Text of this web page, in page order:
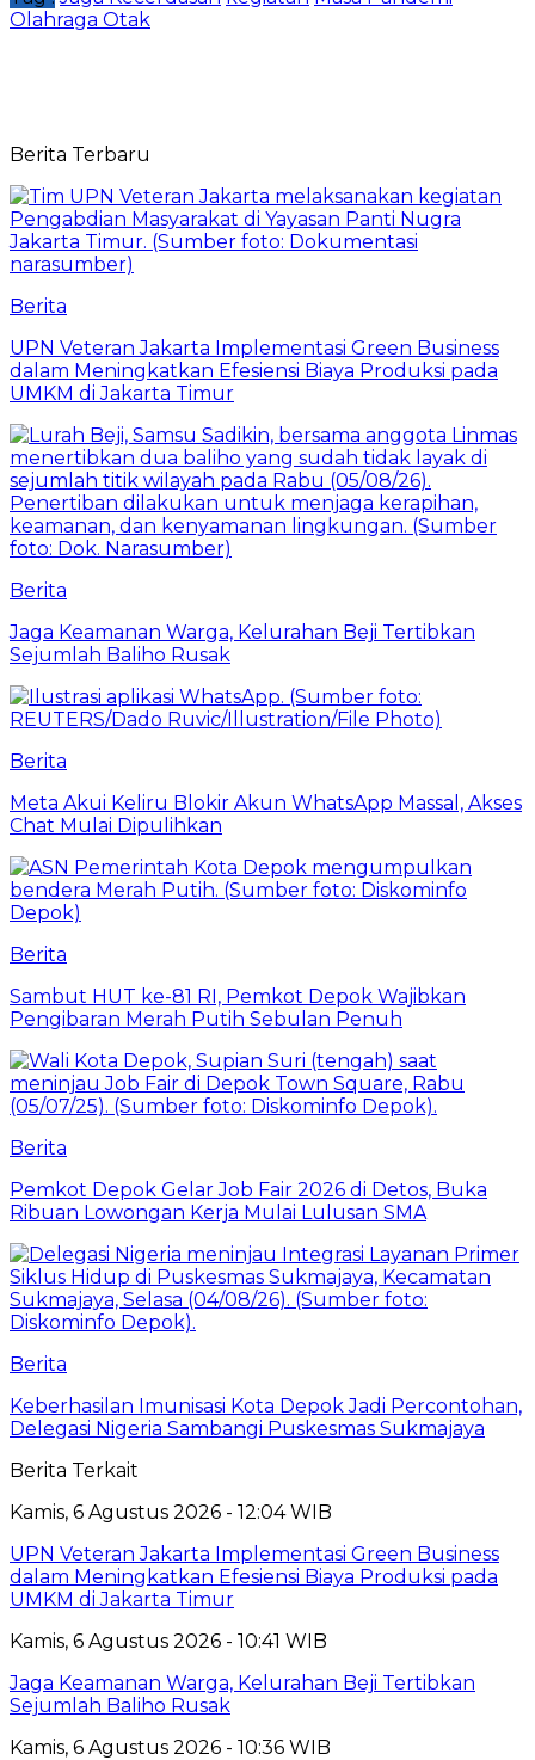
Olahraga Otak
Berita Terbaru
Berita
UPN Veteran Jakarta Implementasi Green Business
dalam Meningkatkan Efesiensi Biaya Produksi pada
UMKM di Jakarta Timur
Berita
Jaga Keamanan Warga, Kelurahan Beji Tertibkan
Sejumlah Baliho Rusak
Berita
Meta Akui Keliru Blokir Akun WhatsApp Massal, Akses
Chat Mulai Dipulihkan
Berita
Sambut HUT ke-81 RI, Pemkot Depok Wajibkan
Pengibaran Merah Putih Sebulan Penuh
Berita
Pemkot Depok Gelar Job Fair 2026 di Detos, Buka
Ribuan Lowongan Kerja Mulai Lulusan SMA
Berita
Keberhasilan Imunisasi Kota Depok Jadi Percontohan,
Delegasi Nigeria Sambangi Puskesmas Sukmajaya
Berita Terkait
Kamis, 6 Agustus 2026 - 12:04 WIB
UPN Veteran Jakarta Implementasi Green Business
dalam Meningkatkan Efesiensi Biaya Produksi pada
UMKM di Jakarta Timur
Kamis, 6 Agustus 2026 - 10:41 WIB
Jaga Keamanan Warga, Kelurahan Beji Tertibkan
Sejumlah Baliho Rusak
Kamis, 6 Agustus 2026 - 10:36 WIB